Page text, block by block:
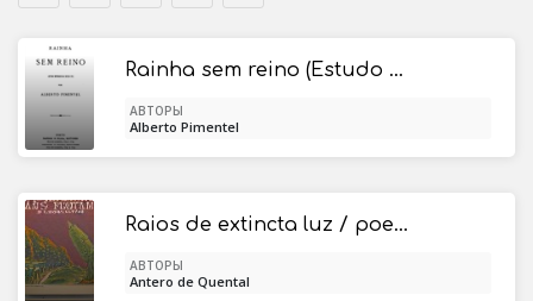
Rainha sem reino (Estudo historico do seculo XV)
АВТОРЫ
Alberto Pimentel
Raios de extincta luz / poesias ineditas (1859-1863)
АВТОРЫ
Antero de Quental